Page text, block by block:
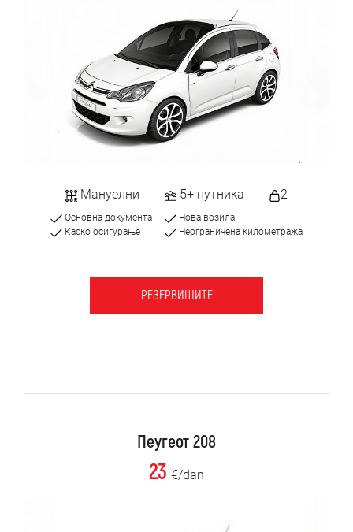
Мануелни 5+ путника 2
Основна документа
Каско осигурање
Нова возила
Неограничена километража
РЕЗЕРВИШИТЕ
Пеугеот 208
23 €/dan